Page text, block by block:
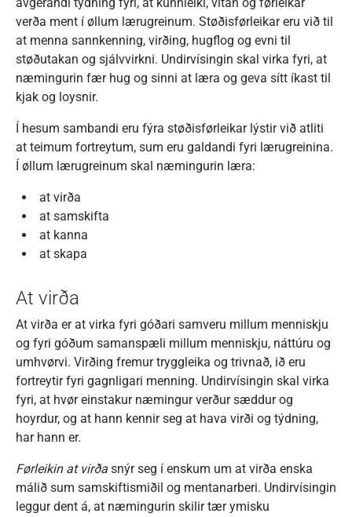
verða ment í øllum lærugreinum. Støðisførleikar eru við til
at menna sannkenning, virðing, hugflog og evni til
støðutakan og sjálvvirkni. Undirvísingin skal virka fyri, at
næmingurin fær hug og sinni at læra og geva sítt íkast til
kjak og loysnir.
Í hesum sambandi eru fýra støðisførleikar lýstir við atliti
at teimum fortreytum, sum eru galdandi fyri lærugreinina.
Í øllum lærugreinum skal næmingurin læra:
at virða
at samskifta
at kanna
at skapa
At virða
At virða er at virka fyri góðari samveru millum menniskju
og fyri góðum samanspæli millum menniskju, náttúru og
umhvørvi. Virðing fremur tryggleika og trivnað, ið eru
fortreytir fyri gagnligari menning. Undirvísingin skal virka
fyri, at hvør einstakur næmingur verður sæddur og
hoyrdur, og at hann kennir seg at hava virði og týdning,
har hann er.
Førleikin at virða snýr seg í enskum um at virða enska
málið sum samskiftismiðil og mentanarberi. Undirvísingin
leggur dent á, at næmingurin skilir tær ymisku